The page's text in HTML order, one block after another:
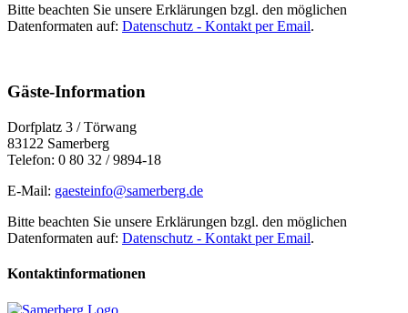
Bitte beachten Sie unsere Erklärungen bzgl. den möglichen
Datenformaten auf: Datenschutz - Kontakt per Email.
Gäste-Information
Dorfplatz 3 / Törwang
83122 Samerberg
Telefon: 0 80 32 / 9894-18
E-Mail: gaesteinfo@samerberg.de
Bitte beachten Sie unsere Erklärungen bzgl. den möglichen
Datenformaten auf: Datenschutz - Kontakt per Email.
Kontaktinformationen